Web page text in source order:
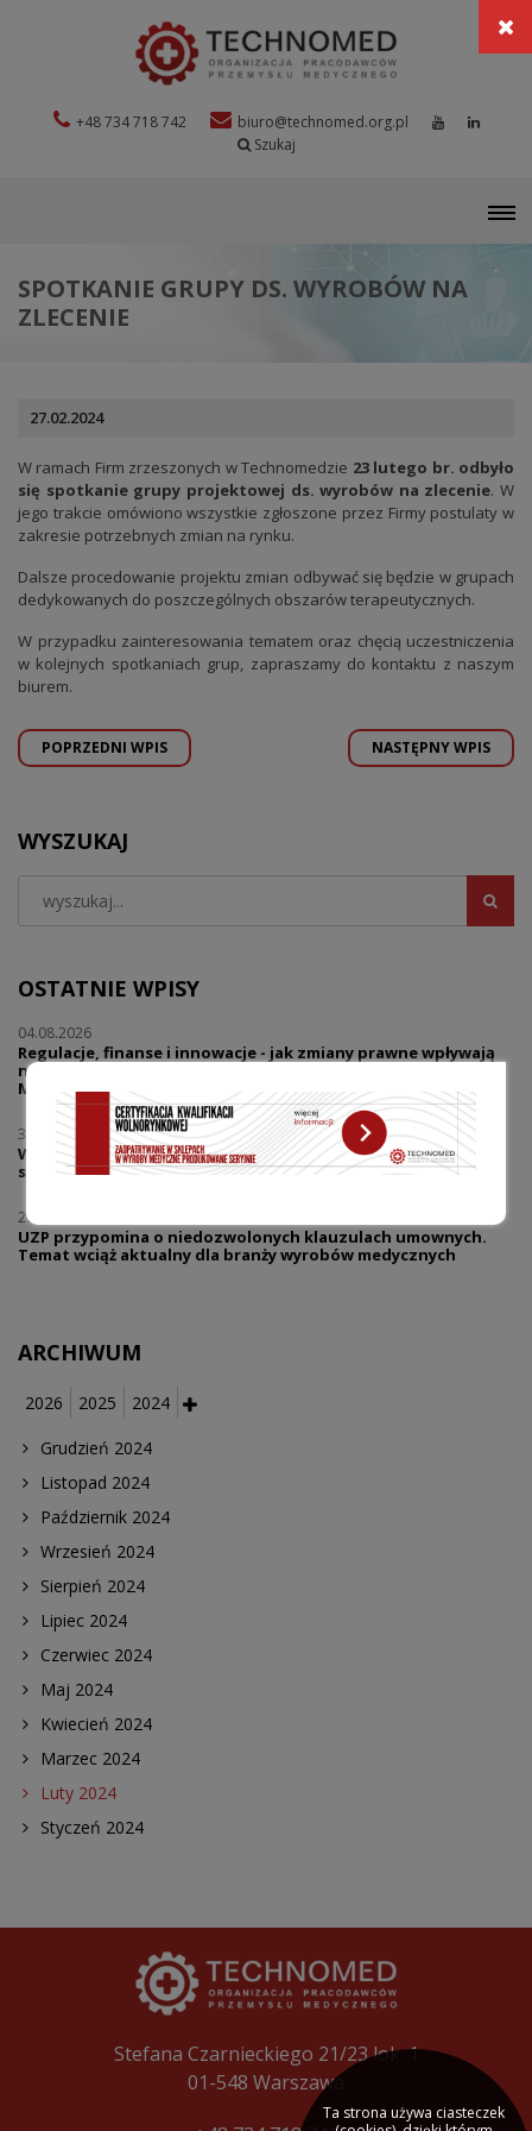
+48 734 718 742
biuro@technomed.org.pl
Szukaj
SPOTKANIE GRUPY DS. WYROBÓW NA
ZLECENIE
27.02.2024
W ramach Firm zrzeszonych w Technomedzie 23 lutego br. odbyło
się spotkanie grupy projektowej ds. wyrobów na zlecenie. W
jego trakcie omówiono wszystkie zgłoszone przez Firmy postulaty w
zakresie potrzebnych zmian na rynku.
Dalsze procedowanie projektu zmian odbywać się będzie w grupach
dedykowanych do poszczególnych obszarów terapeutycznych.
W przypadku zainteresowania tematem oraz chęcią uczestniczenia
w kolejnych spotkaniach grup, zapraszamy do kontaktu z naszym
biurem.
POPRZEDNI WPIS NASTĘPNY WPIS
WYSZUKAJ
OSTATNIE WPISY
04.08.2026
Regulacje, finanse i innowacje - jak zmiany prawne wpływają
na dostęp pacjentów do nowych technologii? Wywiad z mec.
Marcinem Pieklakiem
30.07.2026
Warsztaty | Dialog w reklamie - prawo i praktyka | Reklama
sklepów medycznych co wolno, a gdzie zaczyna się ryzyko?
27.07.2026
UZP przypomina o niedozwolonych klauzulach umownych.
Temat wciąż aktualny dla branży wyrobów medycznych
ARCHIWUM
2026 2025 2024
Grudzień 2024
Listopad 2024
Październik 2024
Wrzesień 2024
Sierpień 2024
Lipiec 2024
Czerwiec 2024
Maj 2024
Kwiecień 2024
Marzec 2024
Luty 2024
Styczeń 2024
Stefana Czarnieckiego 21/23 lok. 1
01-548 Warszawa
Ta strona używa ciasteczek